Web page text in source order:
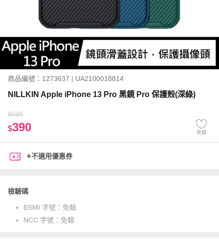
商品編號：1273637 | UA2100018814
NILLKIN Apple iPhone 13 Pro 黑鏡 Pro 保護殼(深綠)
$590
$390 收藏
※不適用優惠券
檢驗碼
BSMI 字號： 免驗
NCC 字號： 免驗